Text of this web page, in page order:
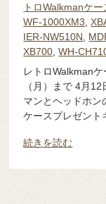
トロWalkmanケ
WF-1000XM3 ,
IER-NW510N
XB700 ,WH-
レトロWalkman
（月）まで 4月
マンとヘッドホン
ケースプレゼン
続きを読む